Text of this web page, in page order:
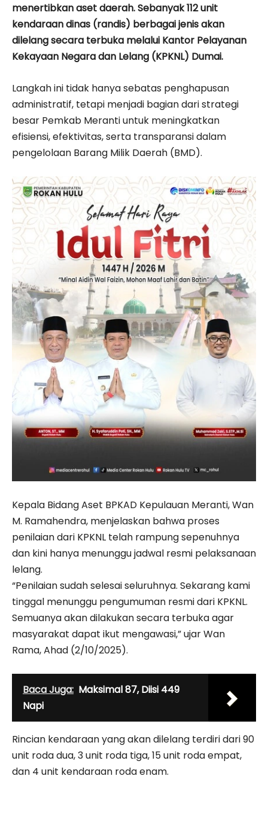
menertibkan aset daerah. Sebanyak 112 unit
kendaraan dinas (randis) berbagai jenis akan
dilelang secara terbuka melalui Kantor Pelayanan
Kekayaan Negara dan Lelang (KPKNL) Dumai.
Langkah ini tidak hanya sebatas penghapusan
administratif, tetapi menjadi bagian dari strategi
besar Pemkab Meranti untuk meningkatkan
efisiensi, efektivitas, serta transparansi dalam
pengelolaan Barang Milik Daerah (BMD).
Kepala Bidang Aset BPKAD Kepulauan Meranti, Wan
M. Ramahendra, menjelaskan bahwa proses
penilaian dari KPKNL telah rampung sepenuhnya
dan kini hanya menunggu jadwal resmi pelaksanaan
lelang.
“Penilaian sudah selesai seluruhnya. Sekarang kami
tinggal menunggu pengumuman resmi dari KPKNL.
Semuanya akan dilakukan secara terbuka agar
masyarakat dapat ikut mengawasi,” ujar Wan
Rama, Ahad (2/10/2025).
Baca Juga: Maksimal 87, Diisi 449
Napi
Rincian kendaraan yang akan dilelang terdiri dari 90
unit roda dua, 3 unit roda tiga, 15 unit roda empat,
dan 4 unit kendaraan roda enam.